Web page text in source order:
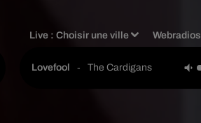
Live :Choisir une ville Webradios
Lovefool - The Cardigans